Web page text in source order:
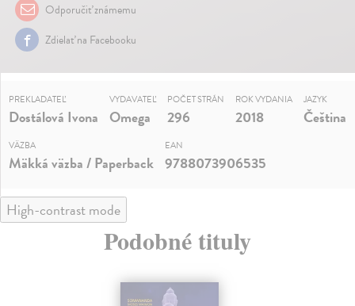
Odporučiť známemu
Zdielať na Facebooku
PREKLADATEĽ
Dostálová Ivona
VYDAVATEĽ
Omega
POČET STRÁN
296
ROK VYDANIA
2018
JAZYK
Čeština
VÄZBA
Mäkká väzba / Paperback
EAN
9788073906535
High-contrast mode
Podobné tituly